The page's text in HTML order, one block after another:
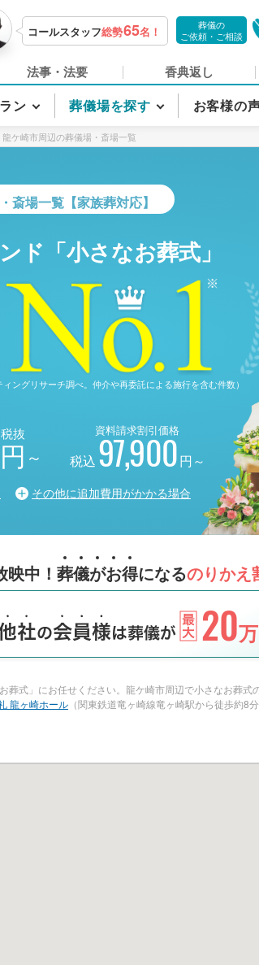
コールスタッフ総勢65名！
葬儀の
ご依頼・ご相談
法事・法要 香典返し
ン 葬儀場を探す お客様の
龍ケ崎市周辺の葬儀場・斎場一覧
斎場一覧【家族葬対応】
ド「小さなお葬式」
グリサーチ調べ。仲介や再委託による施行を含む件数）
円 ～
税抜 資料請求割引価格
税込97,900円～
その他に追加費用がかかる場合
中！ 葬儀がお得になるのりかえ
20
式」にお任せください。龍ケ崎市周辺で小さなお葬式
龍ヶ崎ホール （関東鉄道竜ヶ崎線竜ヶ崎駅から徒歩約8分